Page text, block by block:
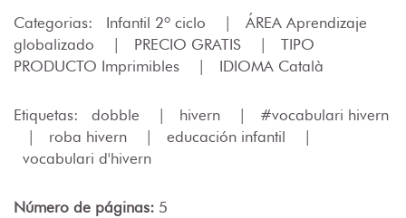
Categorias: Infantil 2º ciclo |
ÁREA Aprendizaje
globalizado
| PRECIO GRATIS |
TIPO
PRODUCTO Imprimibles
| IDIOMA Català
Etiquetas: dobble | hivern |
#vocabulari hivern
|
roba hivern | educación infantil
|
vocabulari d'hivern
Número de páginas: 5